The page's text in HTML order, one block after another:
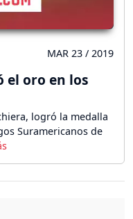
MAR 23 / 2019
el oro en los
logró la medalla
Suramericanos de